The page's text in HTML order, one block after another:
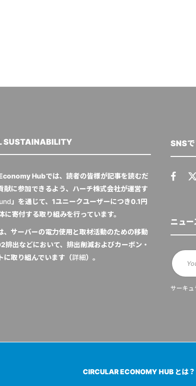
SUSTAINABILITY
Hubでは、読者の皆様が記事を読むだ
献に参加できるよう、ハーチ株式会社が運営す
」を通じて、1ユニークユーザーにつき0.1円
に寄付する取り組みを行っています。
、サーバーの電力使用と取材活動のための移動
排出などにおいて、排出削減およびカーボン・
に取り組んでいます（詳細）。
SNS
ニュ
サーキュ
CIRCULAR ECONOMY HUB とは？